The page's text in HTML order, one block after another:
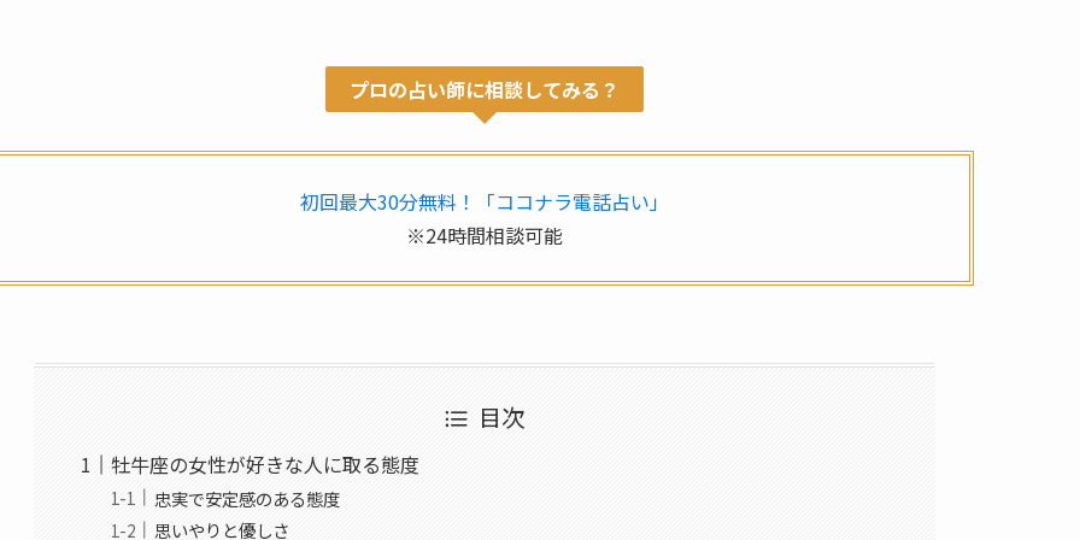
プロの占い師に相談してみる？
初回最大30分無料！「ココナラ電話占い」
※24時間相談可能
目次
牡牛座の女性が好きな人に取る態度
忠実で安定感のある態度
思いやりと優しさ